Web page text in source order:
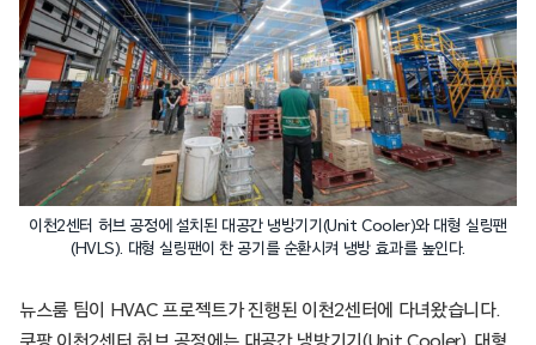
이천2센터 허브 공정에 설치된 대공간 냉방기기(Unit Cooler)와 대형 실링팬
(HVLS). 대형 실링팬이 찬 공기를 순환시켜 냉방 효과를 높인다.
뉴스룸 팀이 HVAC 프로젝트가 진행된 이천2센터에 다녀왔습니다.
쿠팡 이천2센터 허브 공정에는 대공간 냉방기기(Unit Cooler), 대형